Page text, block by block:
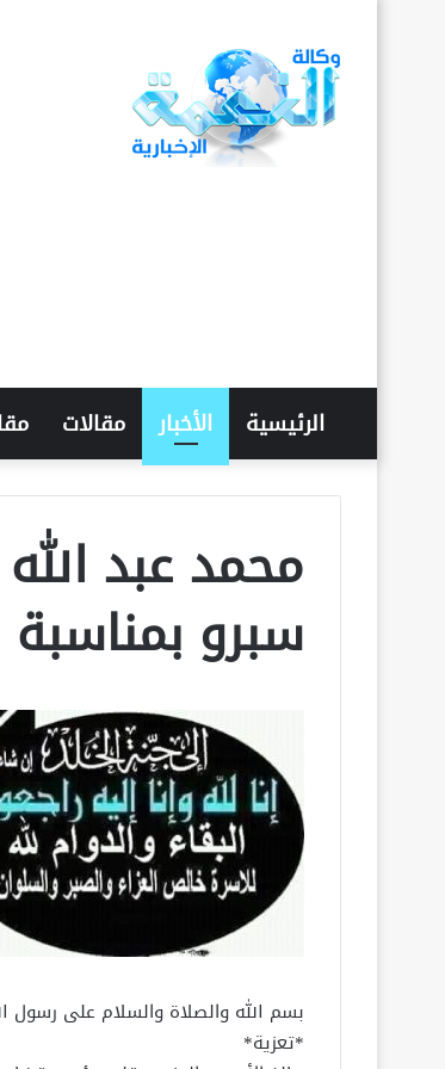
الرئيسية الأخبار مقالات
محمد عبد
سبرو
بسم الله والصلاة والسلام على رسول
*تعزية*